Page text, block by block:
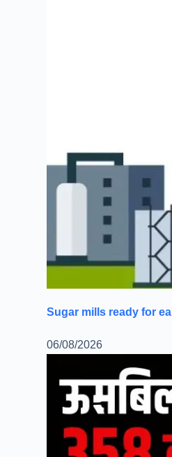
Sugar mills ready for
06/08/2026